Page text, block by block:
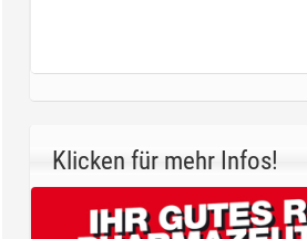
Klicken für mehr Infos!